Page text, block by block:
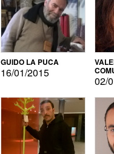
GUIDO LA PUCA
16/01/2015
02/